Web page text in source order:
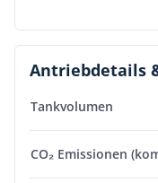
Antriebdetails
Tankvolumen
CO₂ Emissionen